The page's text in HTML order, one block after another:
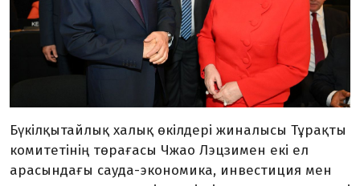
Бүкілқытайлық халық өкілдері жиналысы Тұрақты
комитетінің төрағасы Чжао Лэцзимен екі ел
арасындағы сауда-экономика, инвестиция мен